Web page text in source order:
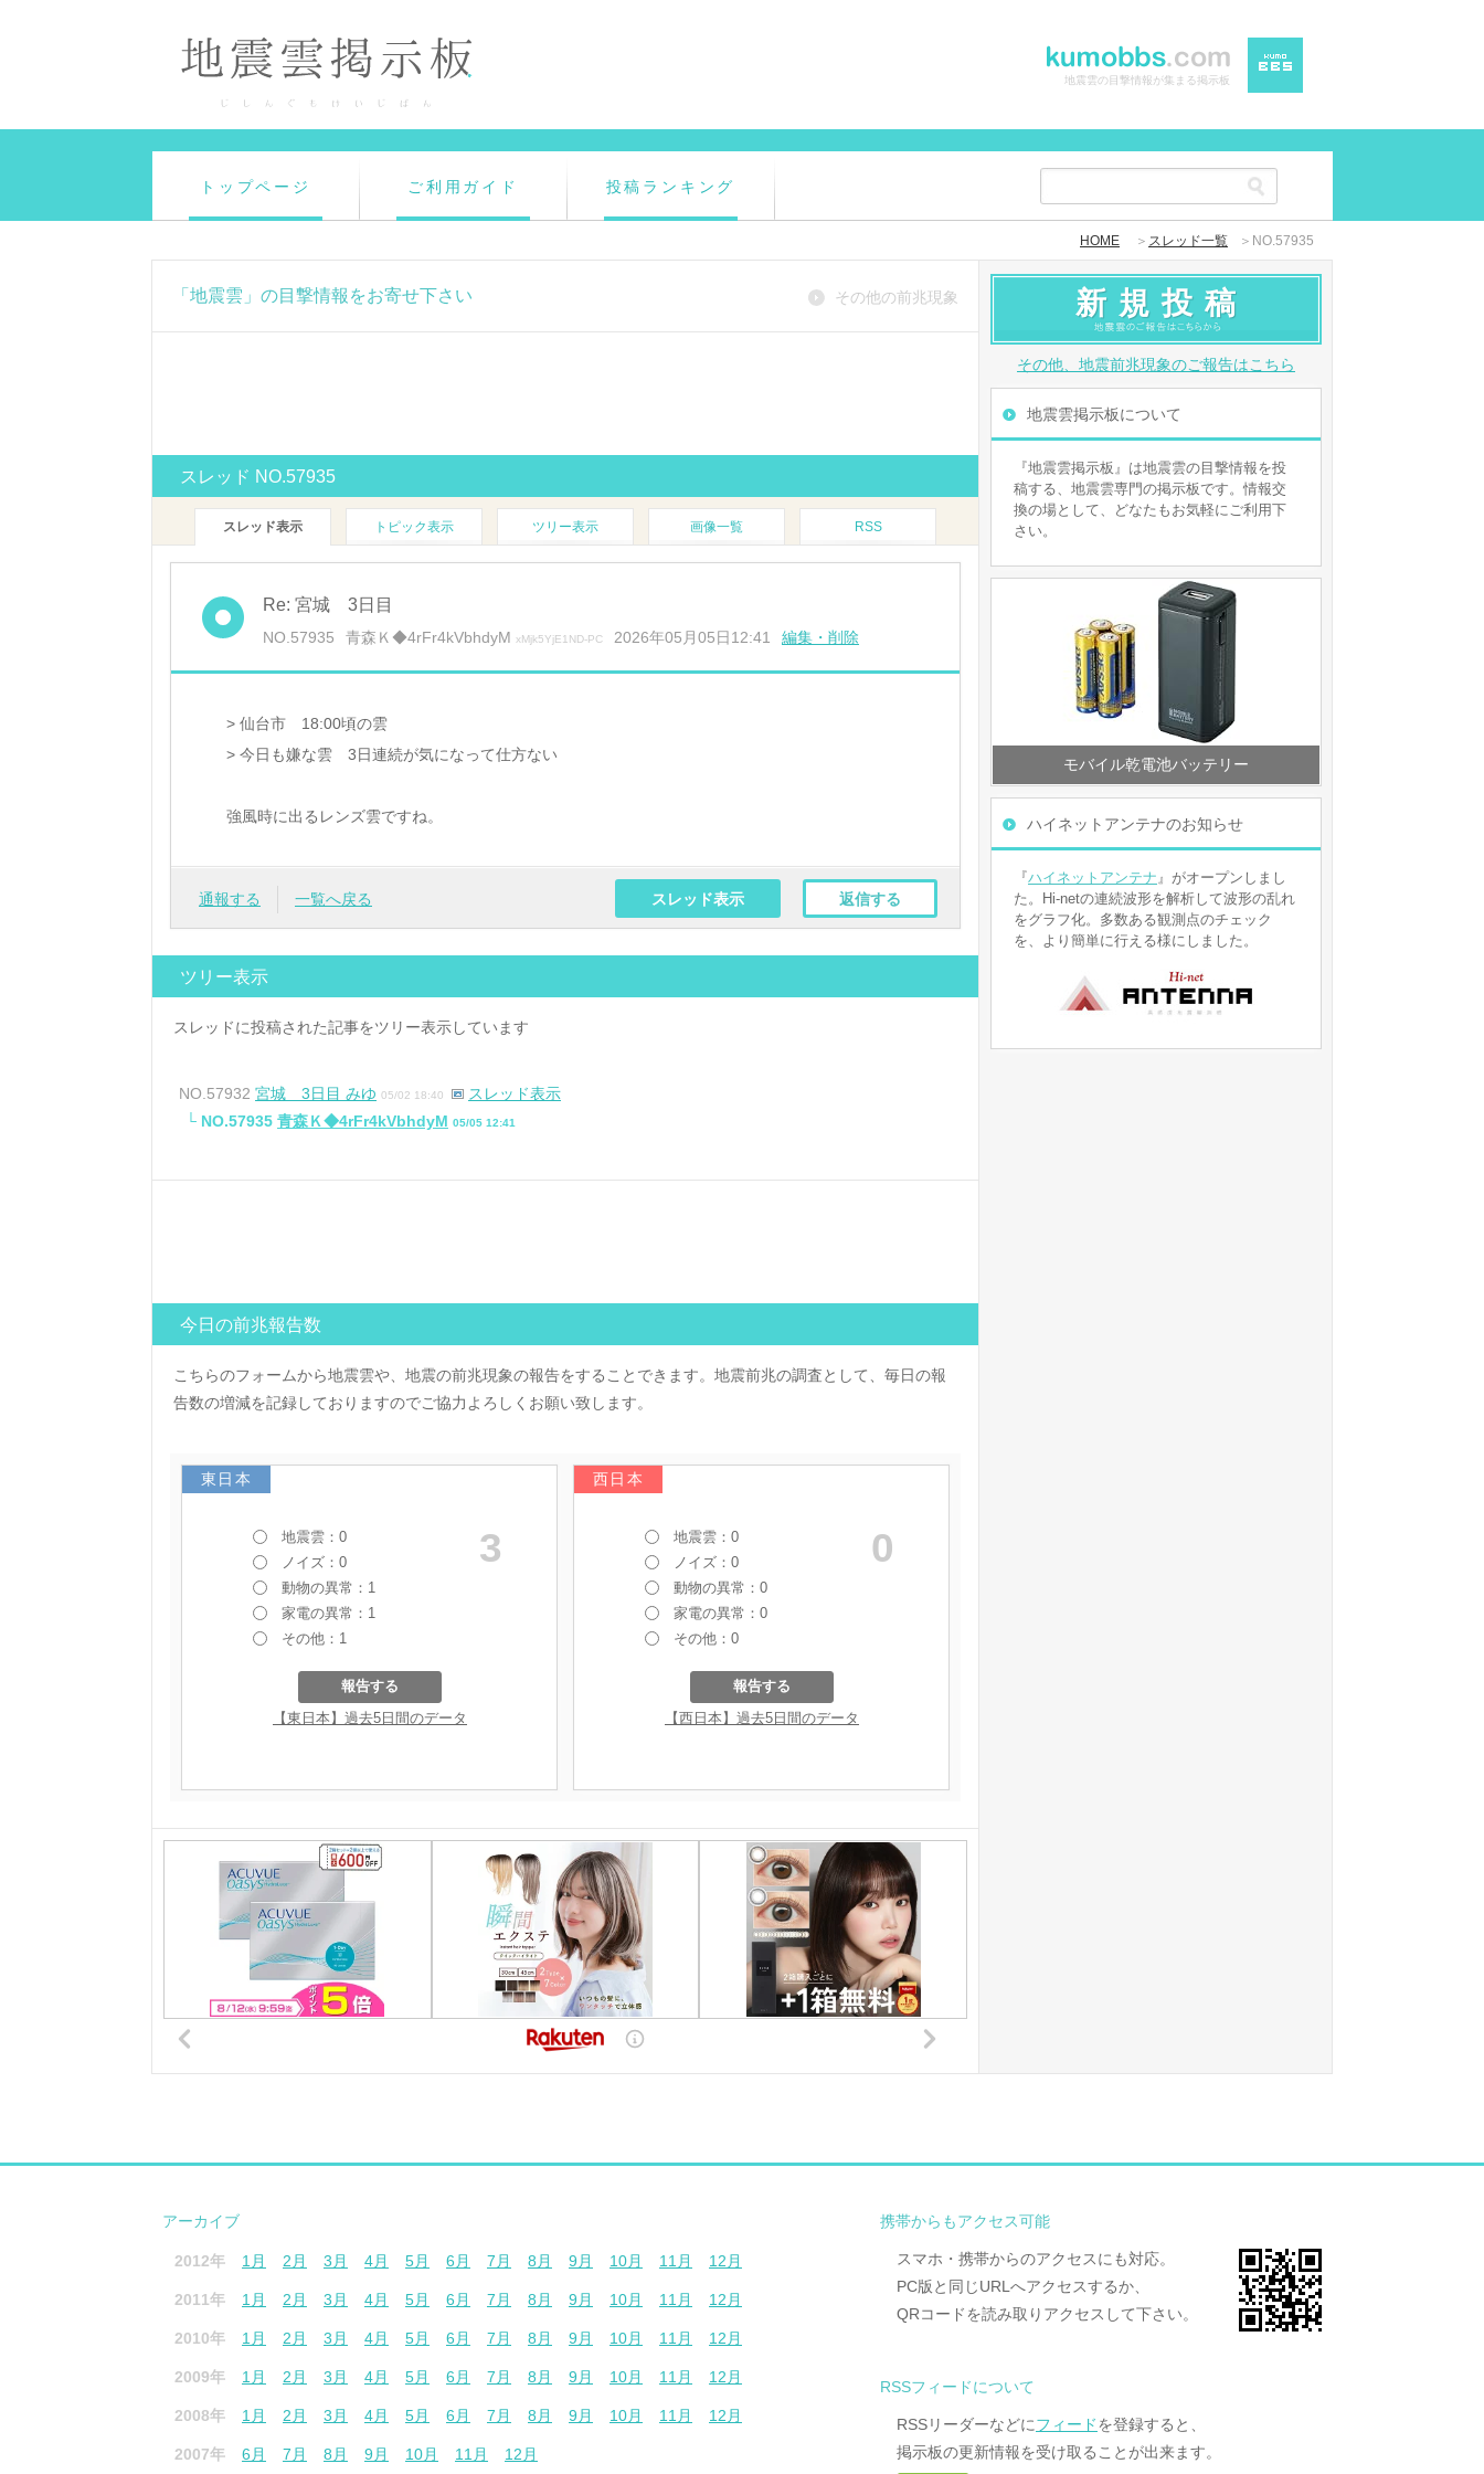
地震雲の目撃情報が集まる掲示板
トップページ ご利用ガイド 投稿ランキング
HOME ＞ スレッド一覧 ＞NO.57935
その他の前兆現象
「地震雲」の目撃情報をお寄せ下さい
スレッド NO.57935
スレッド表示 トピック表示 ツリー表示 画像一覧 RSS
Re: 宮城 3日目
NO.57935 青森Ｋ◆4rFr4kVbhdyM xMjk5YjE1ND-PC 2026年05月05日12:41 編集・削除
> 仙台市 18:00頃の雲
> 今日も嫌な雲 3日連続が気になって仕方ない
強風時に出るレンズ雲ですね。
返信する
スレッド表示
通報する 一覧へ戻る
ツリー表示
スレッドに投稿された記事をツリー表示しています
NO.57932 宮城 3日目 みゆ 05/02 18:40
スレッド表示
└ NO.57935 青森Ｋ◆4rFr4kVbhdyM 05/05 12:41
今日の前兆報告数
こちらのフォームから地震雲や、地震の前兆現象の報告をすることできます。地震前兆の調査として、毎日の報
告数の増減を記録しておりますのでご協力よろしくお願い致します。
東日本 西日本
新規投稿
その他、地震前兆現象のご報告はこちら
地震雲掲示板について
『地震雲掲示板』は地震雲の目撃情報を投
稿する、地震雲専門の掲示板です。情報交
換の場として、どなたもお気軽にご利用下
さい。
モバイル乾電池バッテリー
ハイネットアンテナのお知らせ
『ハイネットアンテナ 』がオープンしまし
た。Hi-netの連続波形を解析して波形の乱れ
をグラフ化。多数ある観測点のチェック
を、より簡単に行える様にしました。
アーカイブ
2012年 1月 2月 3月 4月 5月 6月 7月 8月 9月 10月 11月 12月
2011年 1月 2月 3月 4月 5月 6月 7月 8月 9月 10月 11月 12月
2010年 1月 2月 3月 4月 5月 6月 7月 8月 9月 10月 11月 12月
2009年 1月 2月 3月 4月 5月 6月 7月 8月 9月 10月 11月 12月
2008年 1月 2月 3月 4月 5月 6月 7月 8月 9月 10月 11月 12月
2007年 6月 7月 8月 9月 10月 11月 12月
携帯からもアクセス可能
スマホ・携帯からのアクセスにも対応。
PC版と同じURLへアクセスするか、
QRコードを読み取りアクセスして下さい。
RSSフィードについて
RSSリーダーなどにフィードを登録すると、
掲示板の更新情報を受け取ることが出来ます。